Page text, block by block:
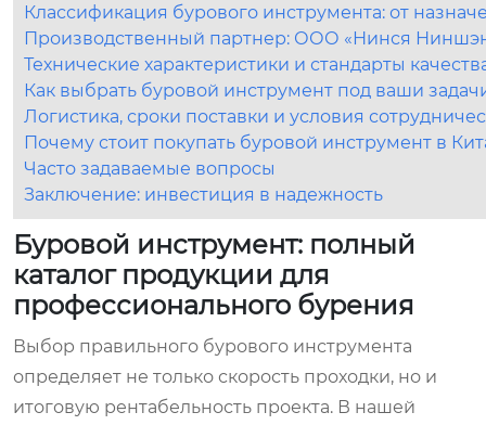
Классификация бурового инструмента: от
Производственный партнер: ООО «Нинся
Технические характеристики и стандарты
Как выбрать буровой инструмент под ваши
Логистика, сроки поставки и условия
Почему стоит покупать буровой инструмент в
Часто задаваемые вопросы
Заключение: инвестиция в надежность
Буровой инструмент: полный
каталог продукции для
профессионального бурения
Выбор правильного бурового инструмента
определяет не только скорость проходки, но и
итоговую рентабельность проекта. В нашей